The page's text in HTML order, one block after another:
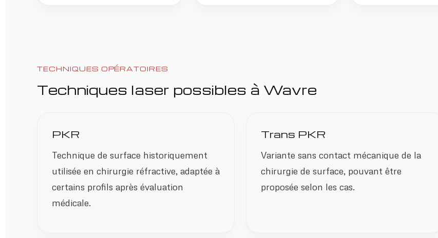
TECHNIQUES OPÉRATOIRES
Techniques laser possibles à Wavre
PKR
Technique de surface historiquement
utilisée en chirurgie réfractive, adaptée à
certains profils après évaluation
médicale.
Trans PKR
Variante sans contact mécanique de la
chirurgie de surface, pouvant être
proposée selon les cas.